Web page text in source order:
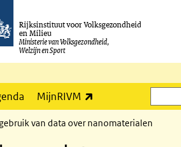
Rijksinstituut voor Volksgezondheid
en Milieu
Ministerie van Volksgezondheid,
Welzijn en Sport
MijnRIVM
Zoeken
van data over nanomaterialen